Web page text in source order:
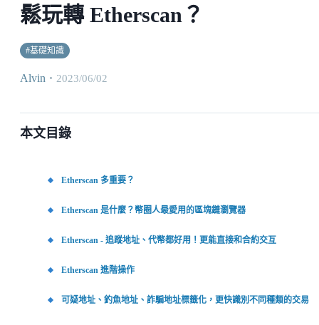
鬆玩轉 Etherscan？
#基礎知識
Alvin ・ 2023/06/02
本文目錄
Etherscan 多重要？
Etherscan 是什麼？幣圈人最愛用的區塊鏈瀏覽器
Etherscan - 追蹤地址、代幣都好用！更能直接和合約交互
Etherscan 進階操作
可疑地址、釣魚地址、詐騙地址標籤化，更快識別不同種類的交易